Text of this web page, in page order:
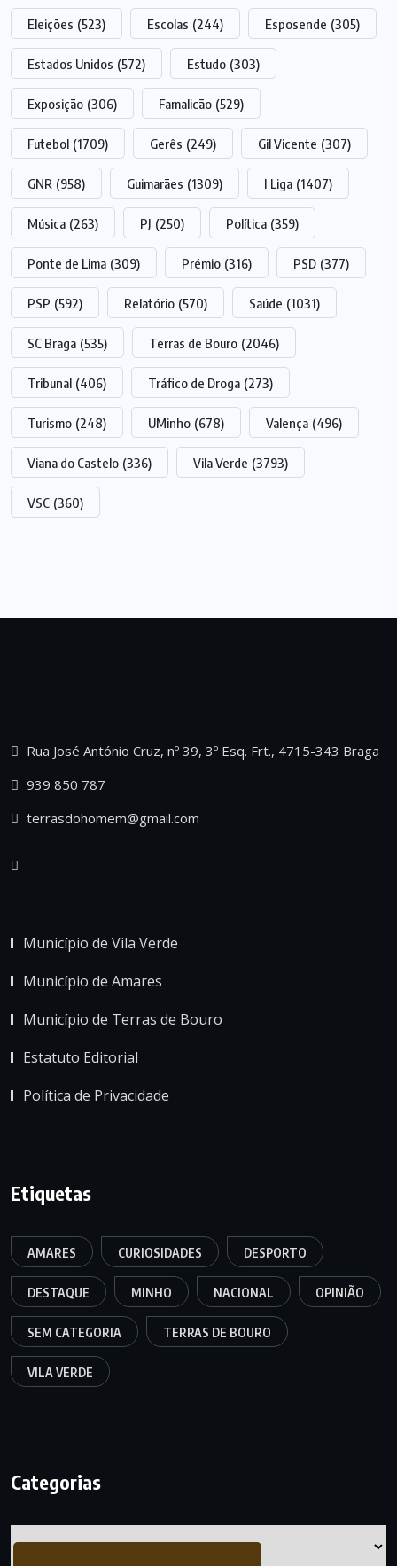
Eleições (523) Escolas (244) Esposende (305)
Estados Unidos (572) Estudo (303)
Exposição (306) Famalicão (529)
Futebol (1709) Gerês (249) Gil Vicente (307)
GNR (958) Guimarães (1309) I Liga (1407)
Música (263) PJ (250) Política (359)
Ponte de Lima (309) Prémio (316) PSD (377)
PSP (592) Relatório (570) Saúde (1031)
SC Braga (535) Terras de Bouro (2046)
Tribunal (406) Tráfico de Droga (273)
Turismo (248) UMinho (678) Valença (496)
Viana do Castelo (336) Vila Verde (3793)
VSC (360)
Rua José António Cruz, nº 39, 3º Esq. Frt., 4715-343 Braga
939 850 787
terrasdohomem@gmail.com
Município de Vila Verde
Município de Amares
Município de Terras de Bouro
Estatuto Editorial
Política de Privacidade
Etiquetas
AMARES CURIOSIDADES DESPORTO
DESTAQUE MINHO NACIONAL OPINIÃO
SEM CATEGORIA TERRAS DE BOURO
VILA VERDE
Categorias